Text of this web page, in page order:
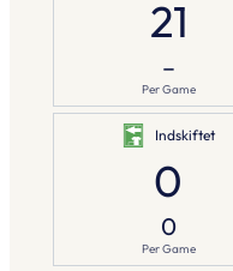
21
–
Per Game
Indskiftet
0
0
Per Game